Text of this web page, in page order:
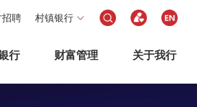
招聘 村镇银行
行 财富管理 关于我行